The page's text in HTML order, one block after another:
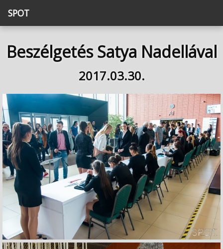
SPOT
Beszélgetés Satya Nadellával
2017.03.30.